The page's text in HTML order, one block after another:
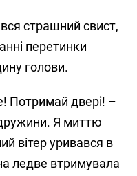
страшний свист,
перетинки
голови.
Потримай двері! –
Я миттю
вітер уривався в
ледве втримувала